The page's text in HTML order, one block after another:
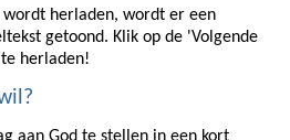
wordt herladen, wordt er een
getoond. Klik op de 'Volgende
herladen!